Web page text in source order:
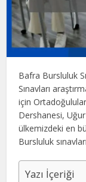
Bafra Bursluluk
Sınavları
için
Dershanesi,
ülkemizdeki en
Bursluluk
Yazı İçeriği